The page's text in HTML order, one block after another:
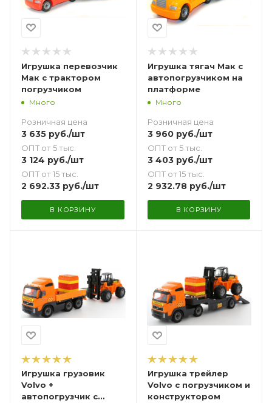
Игрушка перевозчик
Мак с трактором
погрузчиком
Много
Розничная цена
3 635 руб./шт
ОПТ от 5 тыс.
3 124 руб./шт
ОПТ от 15 тыс.
2 692.33 руб./шт
В КОРЗИНУ
Игрушка тягач Мак с
автопогрузчиком на
платформе
Много
Розничная цена
3 960руб./шт
ОПТ от 5 тыс.
3 403руб./шт
ОПТ от 15 тыс.
2 932.78руб./шт
В КОРЗИНУ
Игрушка грузовик
Volvo +
автопогрузчик с
Игрушка трейлер
Volvo с погрузчиком и
конструктором